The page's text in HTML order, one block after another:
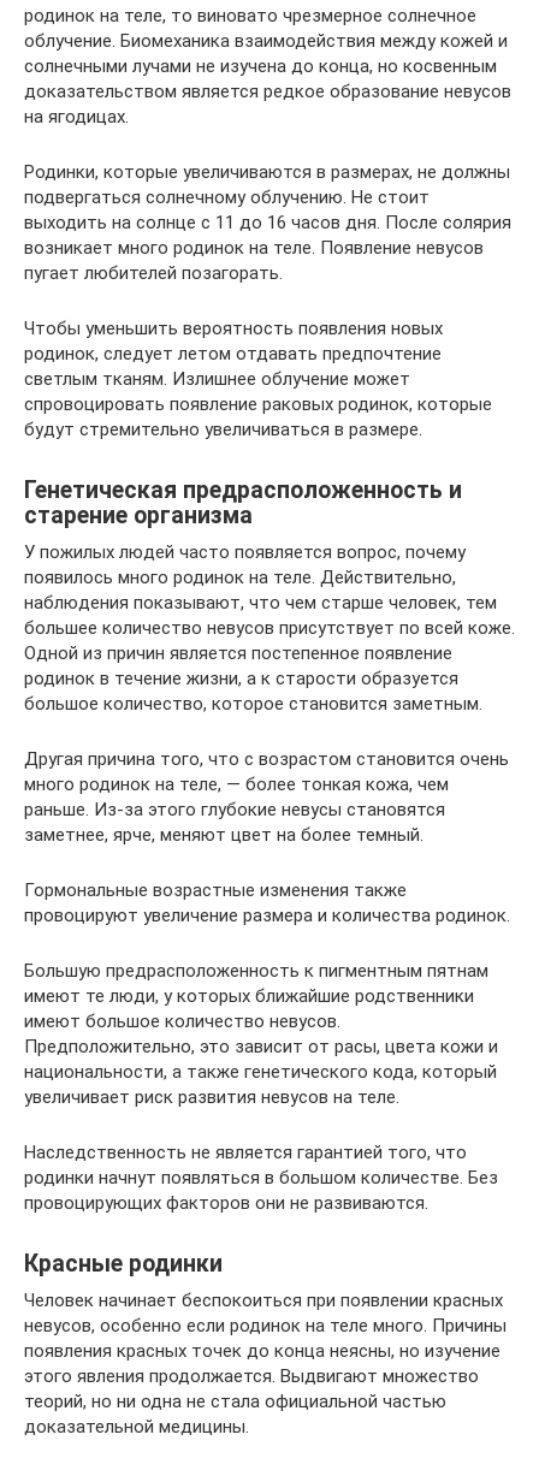
родинок на теле, то виновато чрезмерное солнечное
облучение. Биомеханика взаимодействия между кожей и
солнечными лучами не изучена до конца, но косвенным
доказательством является редкое образование невусов
на ягодицах.
Родинки, которые увеличиваются в размерах, не должны
подвергаться солнечному облучению. Не стоит
выходить на солнце с 11 до 16 часов дня. После солярия
возникает много родинок на теле. Появление невусов
пугает любителей позагорать.
Чтобы уменьшить вероятность появления новых
родинок, следует летом отдавать предпочтение
светлым тканям. Излишнее облучение может
спровоцировать появление раковых родинок, которые
будут стремительно увеличиваться в размере.
Генетическая предрасположенность и
старение организма
У пожилых людей часто появляется вопрос, почему
появилось много родинок на теле. Действительно,
наблюдения показывают, что чем старше человек, тем
большее количество невусов присутствует по всей коже.
Одной из причин является постепенное появление
родинок в течение жизни, а к старости образуется
большое количество, которое становится заметным.
Другая причина того, что с возрастом становится очень
много родинок на теле, — более тонкая кожа, чем
раньше. Из-за этого глубокие невусы становятся
заметнее, ярче, меняют цвет на более темный.
Гормональные возрастные изменения также
провоцируют увеличение размера и количества родинок.
Большую предрасположенность к пигментным пятнам
имеют те люди, у которых ближайшие родственники
имеют большое количество невусов.
Предположительно, это зависит от расы, цвета кожи и
национальности, а также генетического кода, который
увеличивает риск развития невусов на теле.
Наследственность не является гарантией того, что
родинки начнут появляться в большом количестве. Без
провоцирующих факторов они не развиваются.
Красные родинки
Человек начинает беспокоиться при появлении красных
невусов, особенно если родинок на теле много. Причины
появления красных точек до конца неясны, но изучение
этого явления продолжается. Выдвигают множество
теорий, но ни одна не стала официальной частью
доказательной медицины.